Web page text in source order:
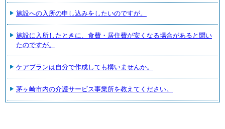
施設への入所の申し込みをしたいのですが。
施設に入所したときに、食費・居住費が安くなる場合があると聞い
たのですが。
ケアプランは自分で作成しても構いませんか。
茅ヶ崎市内の介護サービス事業所を教えてください。